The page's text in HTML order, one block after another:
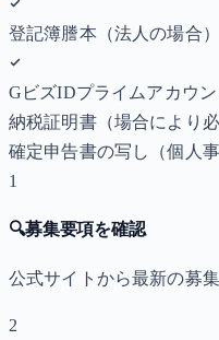
登記簿謄本（法人の場合）
GビズIDプライムアカウン
納税証明書（場合により必
確定申告書の写し（個人
1
🔍募集要項を確認
公式サイトから最新の募
2